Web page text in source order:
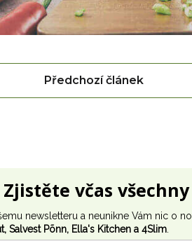
Předchozí článek
Zjistěte včas
newsletteru a neunikne Vám nic o
Salvest Põnn, Ella's Kitchen a 4Slim